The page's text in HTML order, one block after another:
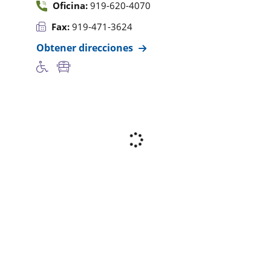
Oficina: 919-620-4070
Fax: 919-471-3624
Obtener direcciones